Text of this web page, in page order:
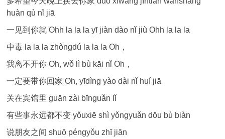
huàn qù nǐ jiā
一见到你就 Ohh la la la yī jiàn dào nǐ jiù Ohh la la la
中毒 la la la zhòngdú la la la Oh，
我离不开你 Oh, wǒ lì bù kāi nǐ Oh，
一定要带你回家 Oh, yīdìng yào dài nǐ huí jiā
关在宾馆里 guān zài bīnguǎn lǐ
有些事永远都不变 yǒuxiē shì yǒngyuǎn dōu bù biàn
说朋友之间 shuō péngyǒu zhī jiān